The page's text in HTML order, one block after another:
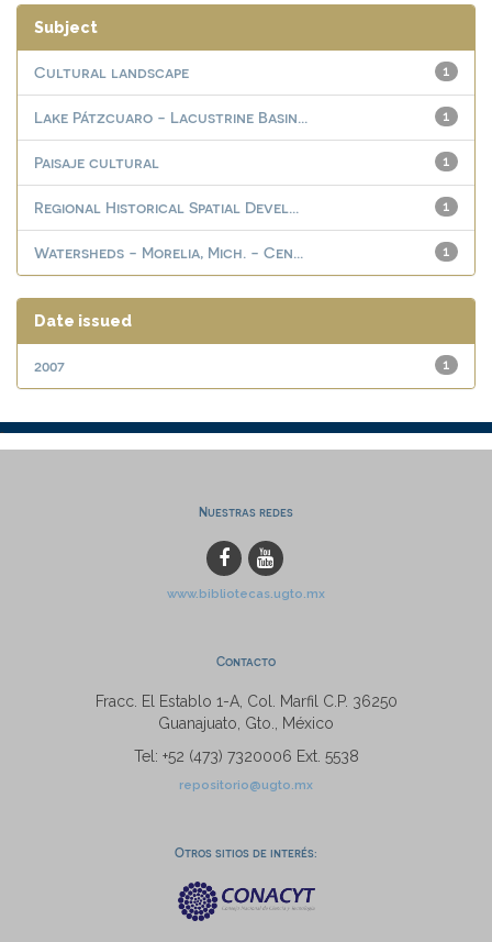
Subject
1
Cultural landscape
1
Lake Pátzcuaro - Lacustrine Basin...
1
Paisaje cultural
1
Regional Historical Spatial Devel...
1
Watersheds - Morelia, Mich. - Cen...
Date issued
1
2007
Nuestras redes
www.bibliotecas.ugto.mx
Contacto
Fracc. El Establo 1-A, Col. Marfil C.P. 36250
Guanajuato, Gto., México
Tel: +52 (473) 7320006 Ext. 5538
repositorio@ugto.mx
Otros sitios de interés: